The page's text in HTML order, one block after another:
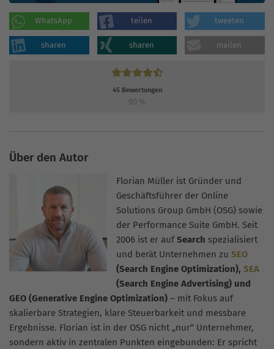
WhatsApp teilen tweeten
sharen sharen mailen
45Bewertungen
90 %
Über den Autor
Florian Müller ist Gründer und
Geschäftsführer der Online
Solutions Group GmbH (OSG) sowie
der Performance Suite GmbH. Seit
2006 ist er aufSearch spezialisiert
und berät Unternehmen zu SEO
(Search Engine Optimization), SEA
(Search Engine Advertising) und
GEO (Generative Engine Optimization) – mit Fokus auf
skalierbare Strategien, klare Steuerbarkeit und messbare
Ergebnisse. Florian ist in der OSG nicht „nur“ Unternehmer,
sondern aktiv in zentralen Punkten eingebunden: Er spricht